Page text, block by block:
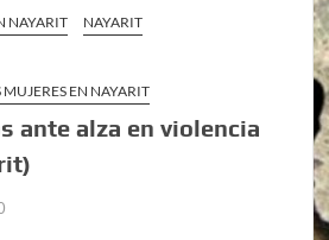
NAYARIT
NAYARIT
EN NAYARIT
ante alza en violencia